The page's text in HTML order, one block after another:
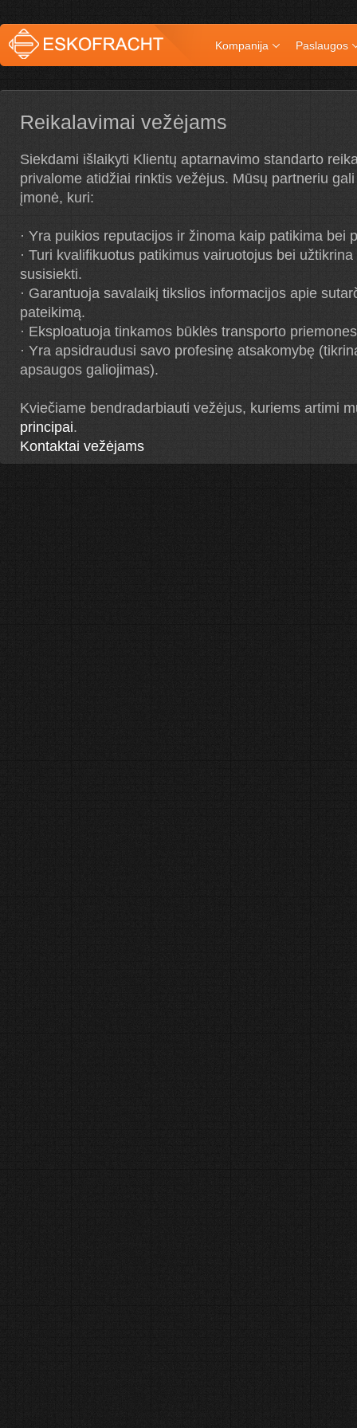
Kompanija Paslaugos
Reikalavimai vežėjams
Siekdami išlaikyti Klientų aptarnavimo standarto
privalome atidžiai rinktis vežėjus. Mūsų partneriu
įmonė, kuri:
· Yra puikios reputacijos ir žinoma kaip patikima bei
· Turi kvalifikuotus patikimus vairuotojus bei
susisiekti.
· Garantuoja savalaikį tikslios informacijos apie
pateikimą.
· Eksploatuoja tinkamos būklės transporto
· Yra apsidraudusi savo profesinę atsakomybę
apsaugos galiojimas).
Kviečiame bendradarbiauti vežėjus, kuriems artimi
principai.
Kontaktai vežėjams